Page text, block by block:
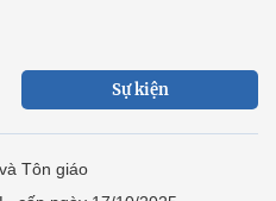
Sự kiện
Tôn giáo